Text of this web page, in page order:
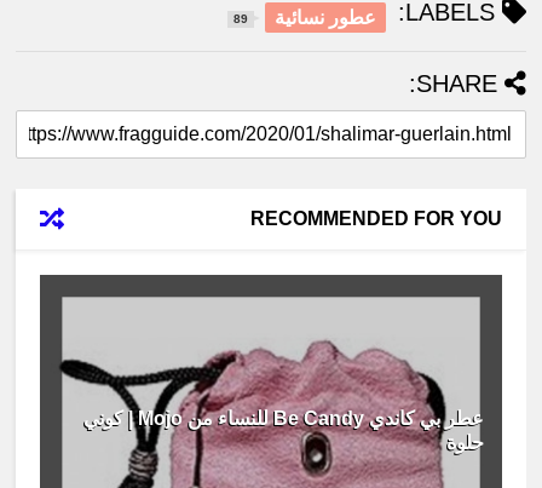
LABELS: عطور نسائية 89
SHARE:
RECOMMENDED FOR YOU
عطر بي كاندي Be Candy للنساء من Mojo | كوني
حلوة